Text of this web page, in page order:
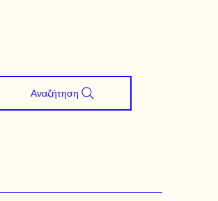
Αναζήτηση